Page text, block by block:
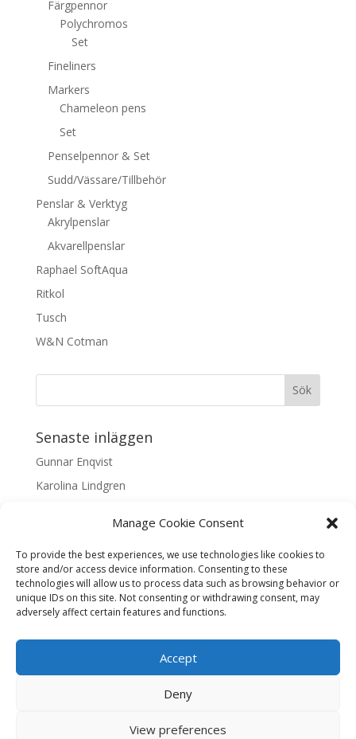
Manage Cookie Consent
To provide the best experiences, we use technologies like cookies to
store and/or access device information. Consenting to these
technologies will allow us to process data such as browsing behavior or
unique IDs on this site. Not consenting or withdrawing consent, may
adversely affect certain features and functions.
Accept
Deny
View preferences
Färgpennor
Polychromos
Set
Fineliners
Markers
Chameleon pens
Set
Penselpennor & Set
Sudd/Vässare/Tillbehör
Penslar & Verktyg
Akrylpenslar
Akvarellpenslar
Raphael SoftAqua
Ritkol
Tusch
W&N Cotman
Senaste inläggen
Gunnar Enqvist
Karolina Lindgren
Samaneh Shabani Åhrling
Textarkiv
Textarkiv
Liljas Konst & Ram, Tjärhovsgatan 5, Skellefteå, Öppet